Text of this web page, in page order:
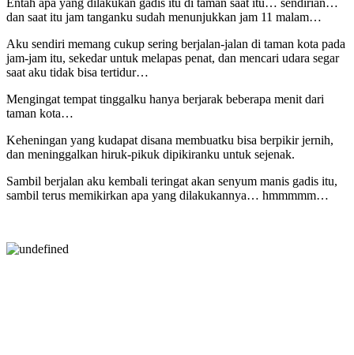
dan saat itu jam tanganku sudah menunjukkan jam 11 malam…
Aku sendiri memang cukup sering berjalan-jalan di taman kota pada
jam-jam itu, sekedar untuk melapas penat, dan mencari udara segar
saat aku tidak bisa tertidur…
Mengingat tempat tinggalku hanya berjarak beberapa menit dari
taman kota…
Keheningan yang kudapat disana membuatku bisa berpikir jernih,
dan meninggalkan hiruk-pikuk dipikiranku untuk sejenak.
Sambil berjalan aku kembali teringat akan senyum manis gadis itu,
sambil terus memikirkan apa yang dilakukannya… hmmmmm…